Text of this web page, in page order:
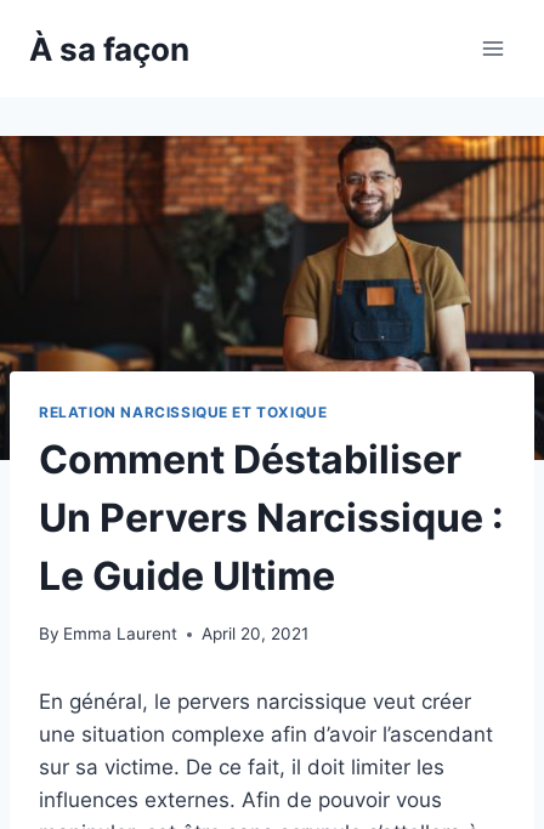
À sa façon
RELATION NARCISSIQUE ET TOXIQUE
Comment Déstabiliser
Un Pervers Narcissique :
Le Guide Ultime
By Emma Laurent April 20, 2021
En général, le pervers narcissique veut créer
une situation complexe afin d’avoir l’ascendant
sur sa victime. De ce fait, il doit limiter les
influences externes. Afin de pouvoir vous